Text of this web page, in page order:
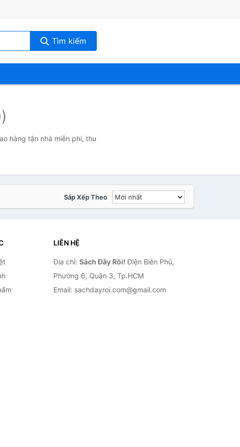
Tìm kiếm
hàng tận nhà miễn phí, thu
Sắp Xếp Theo
LIÊN HỆ
Địa chỉ: Sách Đây Rồi! Điện Biên Phủ,
Phường 6, Quận 3, Tp.HCM
Email: sachdayroi.com@gmail.com